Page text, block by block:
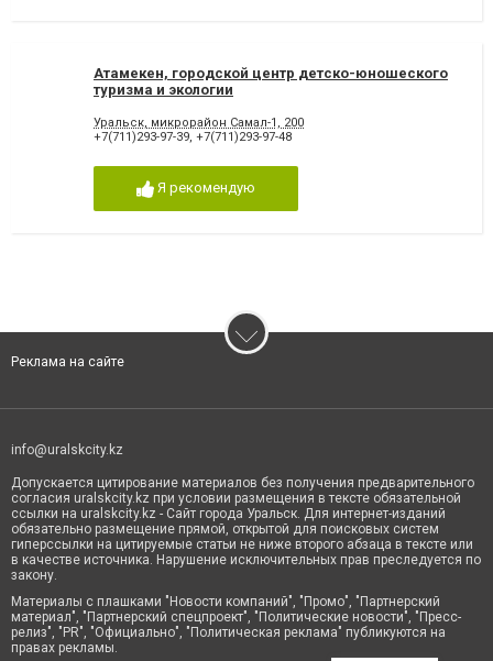
Атамекен, городской центр детско-юношеского
туризма и экологии
Уральск, микрорайон Самал-1, 200
+7(711)293-97-39, +7(711)293-97-48
Я рекомендую
Реклама на сайте
info@uralskcity.kz
Допускается цитирование материалов без получения предварительного
согласия uralskcity.kz при условии размещения в тексте обязательной
ссылки на uralskcity.kz - Сайт города Уральск. Для интернет-изданий
обязательно размещение прямой, открытой для поисковых систем
гиперссылки на цитируемые статьи не ниже второго абзаца в тексте или
в качестве источника. Нарушение исключительных прав преследуется по
закону.
Материалы с плашками "Новости компаний", "Промо", "Партнерский
материал", "Партнерский спецпроект", "Политические новости", "Пресс-
релиз", "PR", "Официально", "Политическая реклама" публикуются на
правах рекламы.